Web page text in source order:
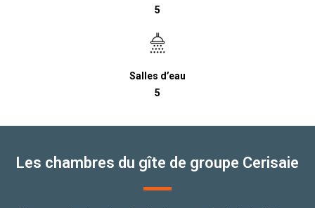
5
Salles d’eau
5
Les chambres du gîte de groupe Cerisaie